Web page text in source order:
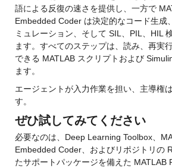
語による反復の速さを提供し、一方で
Embedded Coder は決定的なコード生成
ミュレーション、そして SIL、PIL、HIL
ます。すべてのステップは、読み、再実
できる MATLAB スクリプトおよび
ます。
エージェントが入力作業を担い、主導権
す。
ぜひ試してみてください
必要なのは、Deep Learning Toolbox、
Embedded Coder、およびリポジトリの
たサポートパッケージを備えた MATLAB